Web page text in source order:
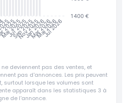
2025
Mai 2025
Jul 2025
Sep 2025
Nov 2025
Jan 2026
Mar 2026
Mai 2026
Jul 2026
1 400 €
deviennent pas des ventes, et
pas d'annonces. Les prix peuvent
surtout lorsque les volumes sont
apparaît dans les statistiques 3 à
de l'annonce.